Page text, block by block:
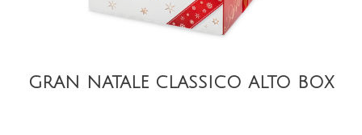
GRAN NATALE CLASSICO ALTO BOX